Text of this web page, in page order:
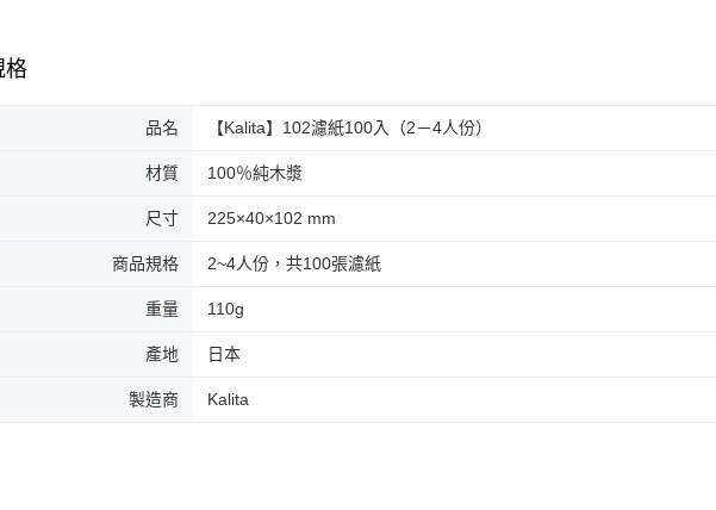
格
品名 【Kalita】102濾紙100入（2－4人份）
材質 100％純木漿
尺寸 225×40×102 mm
商品規格 2~4人份，共100張濾紙
重量 110g
產地 日本
製造商 Kalita